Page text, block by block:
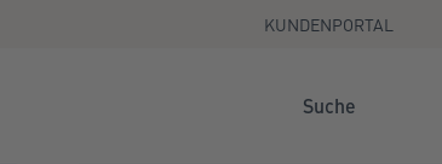
KUNDENPORTAL
Suche